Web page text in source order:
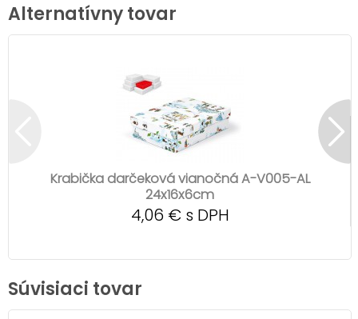
Alternatívny tovar
Krabička darčeková vianočná A-V005-AL
24x16x6cm
4,06 € s DPH
Súvisiaci tovar